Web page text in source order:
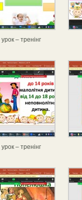
– тренінг
– тренінг